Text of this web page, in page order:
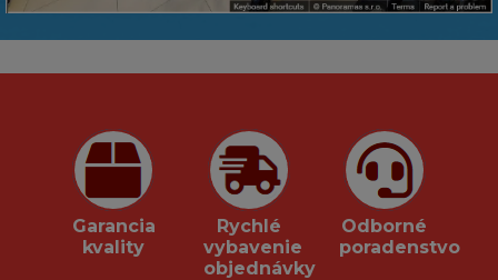
Garancia
kvality
Rychlé
vybavenie
objednávky
Odborné
poradenstvo